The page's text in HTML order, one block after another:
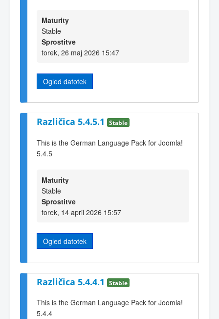
Maturity
Stable
Sprostitve
torek, 26 maj 2026 15:47
Ogled datotek
Različica 5.4.5.1 Stable
This is the German Language Pack for Joomla!
5.4.5
Maturity
Stable
Sprostitve
torek, 14 april 2026 15:57
Ogled datotek
Različica 5.4.4.1 Stable
This is the German Language Pack for Joomla!
5.4.4